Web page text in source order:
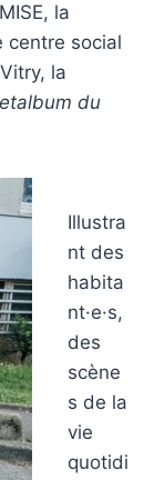
la
centre social
la
du
Illustra
nt des
habita
nt·e·s,
des
scène
s de la
vie
quotidi